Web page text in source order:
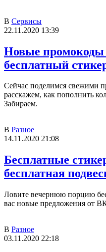
В Сервисы
22.11.2020 13:39
Новые промокоды
бесплатный
Сейчас поделимся свежими
расскажем, как пополнить
Забираем.
В Разное
14.11.2020 21:08
Бесплатные
бесплатная
Ловите вечернюю порцию
вас новые предложения от
В Разное
03.11.2020 22:18